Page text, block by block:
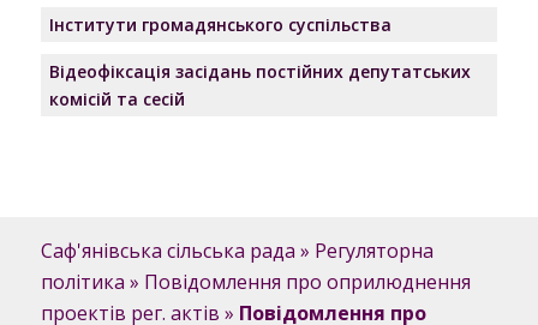
Інститути громадянського суспільства
Відеофіксація засідань постійних депутатських
комісій та сесій
Саф'янівська сільська рада » Регуляторна
політика » Повідомлення про оприлюднення
проектів рег. актів » Повідомлення про